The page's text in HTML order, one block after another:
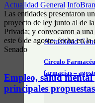
Actualidad
Círculo
farmacias –
Actualidad General
Las entidades presentaron
proyecto de ley junto al de
Privada; y convocaron a
este 6 de agosto, fecha en
Senado
Empleo, salud
principales